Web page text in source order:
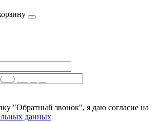
"Обратный звонок", я даю согласие на
данных